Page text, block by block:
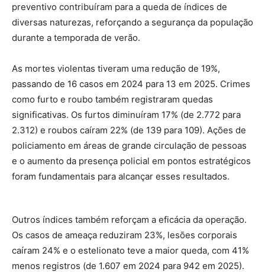
preventivo contribuíram para a queda de índices de
diversas naturezas, reforçando a segurança da população
durante a temporada de verão.
As mortes violentas tiveram uma redução de 19%,
passando de 16 casos em 2024 para 13 em 2025. Crimes
como furto e roubo também registraram quedas
significativas. Os furtos diminuíram 17% (de 2.772 para
2.312) e roubos caíram 22% (de 139 para 109). Ações de
policiamento em áreas de grande circulação de pessoas
e o aumento da presença policial em pontos estratégicos
foram fundamentais para alcançar esses resultados.
Outros índices também reforçam a eficácia da operação.
Os casos de ameaça reduziram 23%, lesões corporais
caíram 24% e o estelionato teve a maior queda, com 41%
menos registros (de 1.607 em 2024 para 942 em 2025).